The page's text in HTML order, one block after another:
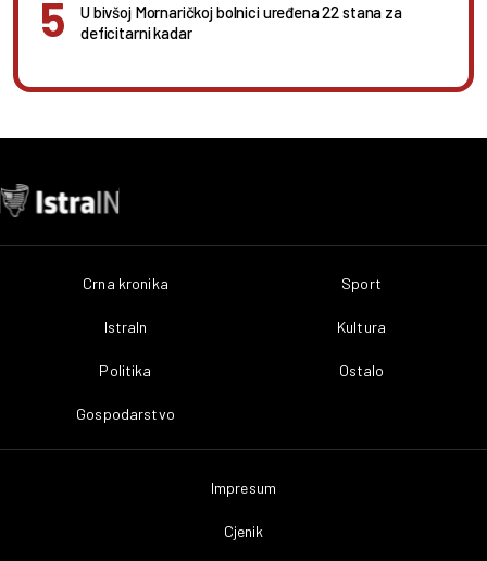
U bivšoj Mornaričkoj bolnici uređena 22 stana za
deficitarni kadar
Crna kronika
IstraIn
Politika
Gospodarstvo
Sport
Kultura
Ostalo
Impresum
Cjenik